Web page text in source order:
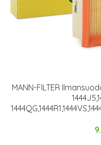
MANN-FILTER